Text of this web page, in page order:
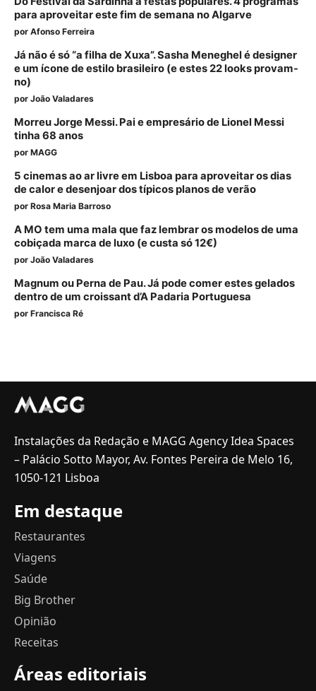
para aproveitar este fim de semana no Algarve
por Afonso Ferreira
Já não é só “a filha de Xuxa”. Sasha Meneghel é designer
e um ícone de estilo brasileiro (e estes 22 looks provam-
no)
por João Valadares
Morreu Jorge Messi. Pai e empresário de Lionel Messi
tinha 68 anos
por MAGG
5 cinemas ao ar livre em Lisboa para aproveitar os dias
de calor e desenjoar dos típicos planos de verão
por Rosa Maria Barroso
A MO tem uma mala que faz lembrar os modelos de uma
cobiçada marca de luxo (e custa só 12€)
por João Valadares
Magnum ou Perna de Pau. Já pode comer estes gelados
dentro de um croissant d’A Padaria Portuguesa
por Francisca Ré
Instalações da Redação e MAGG Agency Idea Spaces
– Palácio Sotto Mayor, Av. Fontes Pereira de Melo 16,
1050-121 Lisboa
Em destaque
Restaurantes
Viagens
Saúde
Big Brother
Opinião
Receitas
Áreas editoriais